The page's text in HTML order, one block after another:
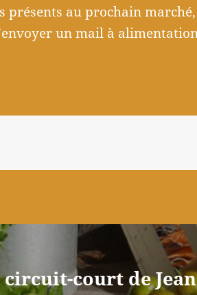
présents au prochain
un mail à
circuit-court de